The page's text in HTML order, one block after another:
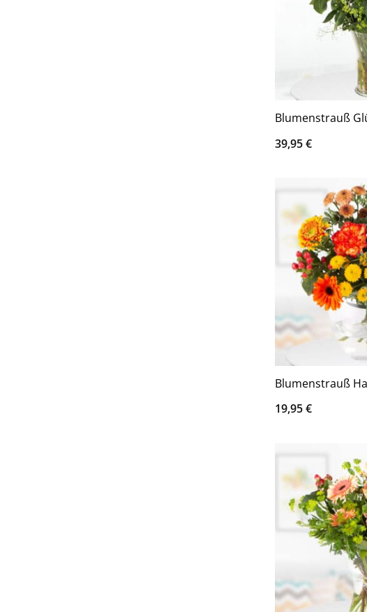
Blumenstrauß
39,95€
Blumenstrauß
19,95€